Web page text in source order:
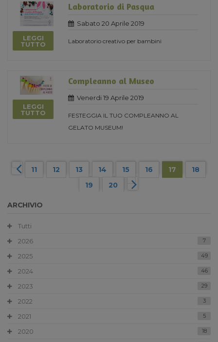
LEGGI
TUTTO
Laboratorio di Pasqua
Sabato 20 Aprile 2019
Laboratorio creativo per bambini
LEGGI
TUTTO
Compleanno al Museo
Venerdi 19 Aprile 2019
FESTEGGIA IL TUO COMPLEANNO AL
GELATO MUSEUM!
11 12 13 14 15 16 17
18
19
20
ARCHIVIO
Tutti
2026
7
2025 49
2024 46
2023 29
2022 3
2021 5
2020 18